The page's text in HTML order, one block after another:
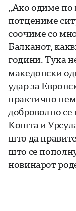
„Ако одиме по
потцениме
соочиме со
Балканот,
години. Тука
македонски
удар за
практично
доброволно
Кошта и
што да
што се
новинарот